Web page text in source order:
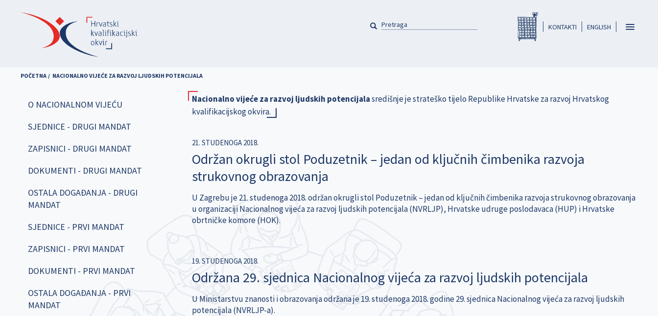
ENGLISH
headerKONTAKTI
PRETRAGA
Toggle
POČETNA NACIONALNO VIJEĆE ZA RAZVOJ LJUDSKIH POTENCIJALA
O NACIONALNOM VIJEĆU
SJEDNICE - DRUGI MANDAT
ZAPISNICI - DRUGI MANDAT
DOKUMENTI - DRUGI MANDAT
OSTALA DOGAĐANJA - DRUGI
MANDAT
SJEDNICE - PRVI MANDAT
ZAPISNICI - PRVI MANDAT
DOKUMENTI - PRVI MANDAT
OSTALA DOGAĐANJA - PRVI
MANDAT
Nacionalno vijeće za razvoj ljudskih potencijalasredišnje je strateško tijelo Republike Hrvatske za razvoj Hrvatskog
kvalifikacijskog okvira.
21. STUDENOGA 2018.
Održan okrugli stol Poduzetnik – jedan od ključnih čimbenika razvoja
strukovnog obrazovanja
U Zagrebu je 21. studenoga 2018. održan okrugli stol Poduzetnik – jedan od ključnih čimbenika razvoja strukovnog obrazovanja
u organizaciji Nacionalnog vijeća za razvoj ljudskih potencijala (NVRLJP), Hrvatske udruge poslodavaca (HUP) i Hrvatske
obrtničke komore (HOK).
19. STUDENOGA 2018.
Održana 29. sjednica Nacionalnog vijeća za razvoj ljudskih potencijala
U Ministarstvu znanosti i obrazovanja održana je 19. studenoga 2018. godine 29. sjednica Nacionalnog vijeća za razvoj ljudskih
potencijala (NVRLJP-a).